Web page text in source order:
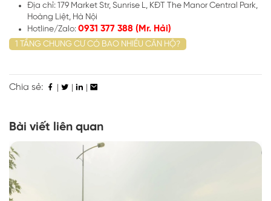
Địa chỉ: 179 Market Str, Sunrise L, KĐT The Manor Central Park,
Hoàng Liệt, Hà Nội
Hotline/Zalo: 0931 377 388 (Mr. Hải)
1 TẦNG CHUNG CƯ CÓ BAO NHIỀU CĂN HỘ?
Chia sẻ:
Bài viết liên quan